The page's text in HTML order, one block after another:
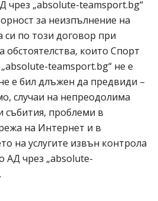
Спорт депо А ДЕ
чрез „absolute-teamsport.bg“
за неизпълнение на
си по този договор при
обстоятелства, които Спорт
депо А ДЕ
absolute-teamsport.bg“ не е
е бил длъжен да предвиди –
случаи на непреодолима
събития, проблеми в
на Интернет и в
на услугите извън контрола
АД Спорт депо А ДЕ
чрез „absolute-